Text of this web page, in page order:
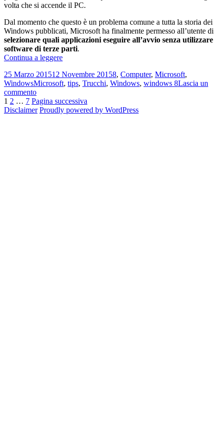
volta che si accende il PC.
Dal momento che questo è un problema comune a tutta la storia dei
Windows pubblicati, Microsoft ha finalmente permesso all’utente di
selezionare quali applicazioni eseguire all’avvio senza utilizzare
software di terze parti.
Continua a leggereCome
le
applicazioni
eseguire
all’avvio
Scritto
il
25 Marzo 201512 Novembre 2015Categorie
8, Computer, Microsoft,
WindowsTag
Microsoft, tips, Trucchi, Windows, windows 8Lascia un
commentosu
Come
gestire
Paginazione
degli
Pagina
1 Pagina
2 … Pagina
7 Pagina successiva
Disclaimer Proudly powered by WordPress